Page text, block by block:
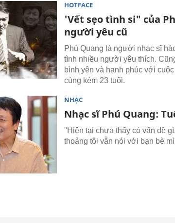
HOTFACE
'Vết sẹo tình si" của
người yêu cũ
Phú Quang là người nhạc sĩ
tình nhiều người yêu thích.
bình yên và hạnh phúc với
cùng kém 23 tuổi.
NHẠC
Nhạc sĩ Phú Quang:
"Hiện tại chưa thấy có vấn đề
thoảng tôi vẫn nói với bạn bè